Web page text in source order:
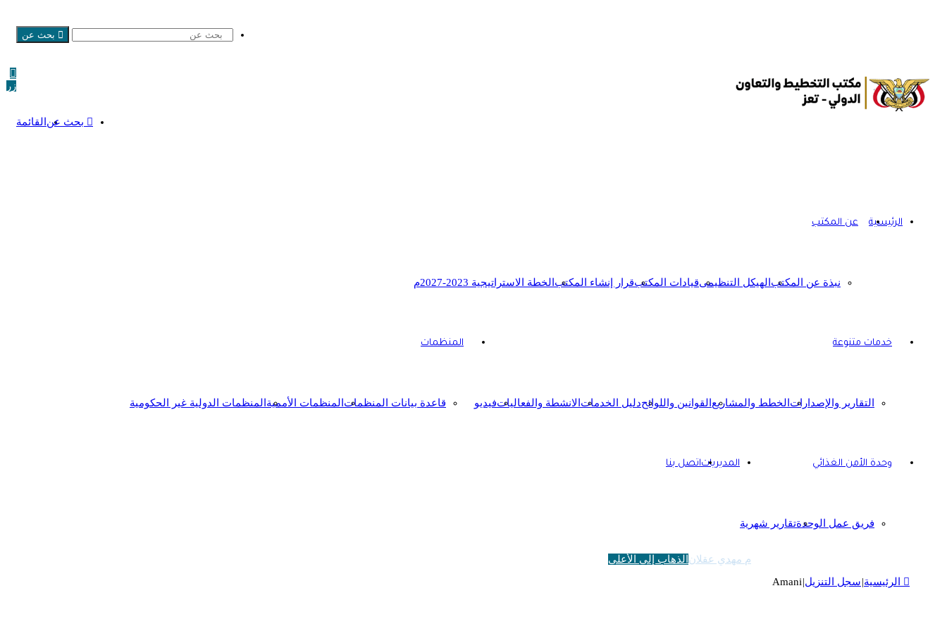
بحث عن
القائمة بحث عن
الرئيسية عن المكتب
نبذة عن المكتب الهيكل التنظيمىقيادات المكتبقرار إنشاء المكتب الخطة الاستراتيجية 2023-2027م
خدمات متنوعة
التقارير والإصدارات الخطط والمشاريع القوانين واللوائحدليل الخدمات الانشطة والفعالياتفيديو
المنظمات
قاعدة بيانات المنظمات المنظمات الأممية المنظمات الدولية غير الحكومية
وحدة الأمن الغذائي
فريق عمل الوحدةتقارير شهرية
المديرياتاتصل بنا
الرئيسية|سجل التنزيل|
Amani
م مهدي عقلان
زر
الذهاب إلى الأعلى